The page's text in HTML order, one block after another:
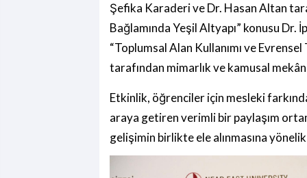
Şefika Karaderi ve Dr. Hasan Altan
Bağlamında Yeşil Altyapı” konusu
“Toplumsal Alan Kullanımı ve
tarafından mimarlık ve kamusal mekân
Etkinlik, öğrenciler için mesleki
araya getiren verimli bir paylaşım
gelişimin birlikte ele alınmasına